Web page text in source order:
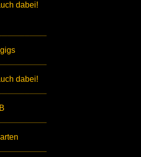
dabei!
dabei!